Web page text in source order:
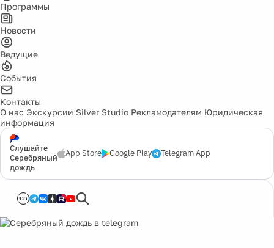
Программы
Новости
Ведущие
События
Контакты
О нас Экскурсии Silver Studio Рекламодателям Юридическая
информация
Слушайте
Серебряный
дождь
App Store Google Play Telegram App
12+